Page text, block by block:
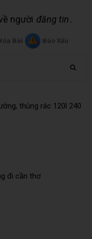
người đăng tin.
Bài Báo Xấu
thùng rác 120l 240
đi cần thơ